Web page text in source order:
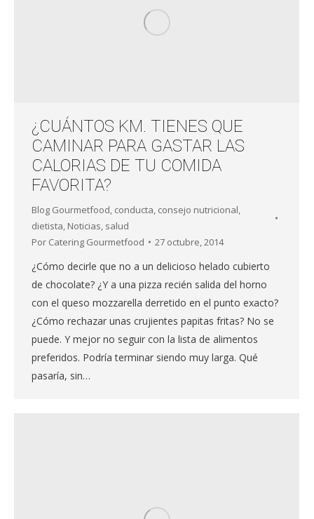
¿CUÁNTOS KM. TIENES QUE
CAMINAR PARA GASTAR LAS
CALORIAS DE TU COMIDA
FAVORITA?
Blog Gourmetfood conducta consejo nutricional
dietista Noticias salud
Por Catering Gourmetfood 27 octubre, 2014
¿Cómo decirle que no a un delicioso helado cubierto
de chocolate? ¿Y a una pizza recién salida del horno
con el queso mozzarella derretido en el punto exacto?
¿Cómo rechazar unas crujientes papitas fritas? No se
puede. Y mejor no seguir con la lista de alimentos
preferidos. Podría terminar siendo muy larga. Qué
pasaría, sin…